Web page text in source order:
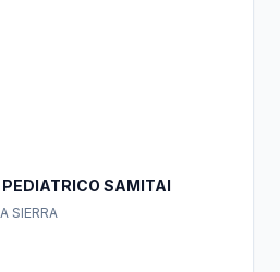
SAMITAI
SIERRA